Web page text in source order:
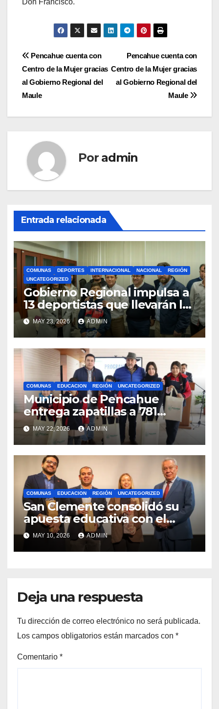
Navegación
de
entradas
Pencahue cuenta con
Centro de la Mujer gracias
al Gobierno Regional del
Maule
Pencahue cuenta con
Centro de la Mujer gracias
al Gobierno Regional del
Maule
Por admin
Entrada relacionada
COMUNAS DEPORTES INTERNACIONAL NACIONAL
REGIÓN
UNCATEGORIZED
Gobierno Regional impulsa a
13 deportistas que llevarán la
bandera maulina a
competencias
internacionales
MAY 23, 2026 ADMIN
COMUNAS EDUCACION REGIÓN UNCATEGORIZED
Municipio de Pencahue
entrega zapatillas a 781
estudiantes con recursos del
Royalty Minero
MAY 22, 2026 ADMIN
COMUNAS EDUCACION REGIÓN UNCATEGORIZED
San Clemente consolidó su
apuesta educativa con el
lanzamiento del
Preuniversitario Brotes 2026
MAY 10, 2026 ADMIN
Deja una respuesta
Tu dirección de correo electrónico no será publicada.
Los campos obligatorios están marcados con *
Comentario *